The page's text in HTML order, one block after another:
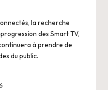
la recherche
des Smart TV,
à prendre de
du public.